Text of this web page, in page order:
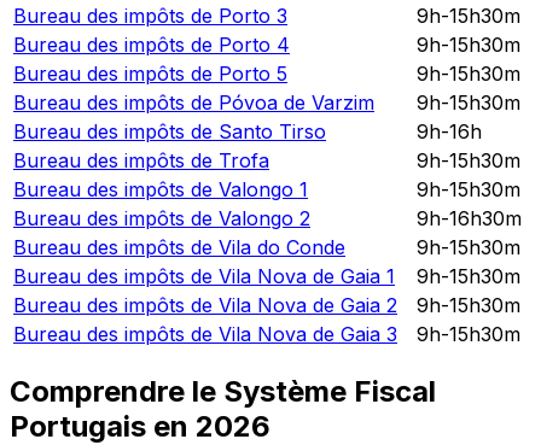
Bureau des impôts de Porto 3
9h-15h30m
Bureau des impôts de Porto 4
9h-15h30m
Bureau des impôts de Porto 5
9h-15h30m
Bureau des impôts de Póvoa de Varzim
9h-15h30m
Bureau des impôts de Santo Tirso
9h-16h
Bureau des impôts de Trofa
9h-15h30m
Bureau des impôts de Valongo 1
9h-15h30m
Bureau des impôts de Valongo 2
9h-16h30m
Bureau des impôts de Vila do Conde
9h-15h30m
Bureau des impôts de Vila Nova de Gaia 1
9h-15h30m
Bureau des impôts de Vila Nova de Gaia 2
9h-15h30m
Bureau des impôts de Vila Nova de Gaia 3 9h-15h30m
Comprendre le Système Fiscal
Portugais en 2026